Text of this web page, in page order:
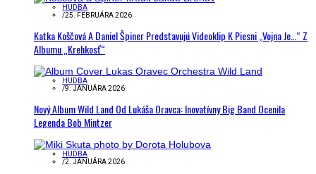
HUDBA
/25. FEBRUÁRA 2026
Katka Koščová A Daniel Špiner Predstavujú Videoklip K Piesni „Vojna Je…“ Z
Albumu „Krehkosť“
HUDBA
/9. JANUÁRA 2026
Nový Album Wild Land Od Lukáša Oravca: Inovatívny Big Band Ocenila
Legenda Bob Mintzer
HUDBA
/2. JANUÁRA 2026